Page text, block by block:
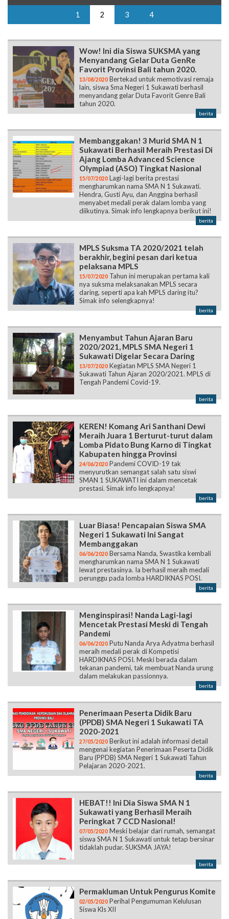
1 2 3 4
Wow! Ini dia Siswa SUKSMA yang
Menyandang Gelar Duta GenRe
Favorit Provinsi Bali tahun 2020.
13/08/2020 Bertekad untuk memotivasi remaja
lain, siswa Sma Negeri 1 Sukawati berhasil
menyandang gelar Duta Favorit Genre Bali
tahun 2020.
berita
Membanggakan! 3 Murid SMA N 1
Sukawati Berhasil Meraih Prestasi Di
Ajang Lomba Advanced Science
Olympiad (ASO) Tingkat Nasional
15/07/2020 Lagi-lagi berita prestasi
mengharumkan nama SMA N 1 Sukawati.
Hendra, Gusti Ayu, dan Anggina berhasil
menyabet medali perak dalam lomba yang
diikutinya. Simak info lengkapnya berikut ini!
berita
MPLS Suksma TA 2020/2021 telah
berakhir, begini pesan dari ketua
pelaksana MPLS
15/07/2020 Tahun ini merupakan pertama kali
nya suksma melaksanakan MPLS secara
daring, seperti apa kah MPLS daring itu?
Simak info selengkapnya!
berita
Menyambut Tahun Ajaran Baru
2020/2021, MPLS SMA Negeri 1
Sukawati Digelar Secara Daring
13/07/2020 Kegiatan MPLS SMA Negeri 1
Sukawati Tahun Ajaran 2020/2021. MPLS di
Tengah Pandemi Covid-19.
berita
KEREN! Komang Ari Santhani Dewi
Meraih Juara 1 Berturut-turut dalam
Lomba Pidato Bung Karno di Tingkat
Kabupaten hingga Provinsi
24/06/2020 Pandemi COVID-19 tak
menyurutkan semangat salah satu siswi
SMAN 1 SUKAWATI ini dalam mencetak
prestasi. Simak info lengkapnya!
berita
Luar Biasa! Pencapaian Siswa SMA
Negeri 1 Sukawati Ini Sangat
Membanggakan
06/06/2020 Bersama Nanda, Swastika kembali
mengharumkan nama SMA N 1 Sukawati
lewat prestasinya. Ia berhasil meraih medali
perunggu pada lomba HARDIKNAS POSI.
berita
Menginspirasi! Nanda Lagi-lagi
Mencetak Prestasi Meski di Tengah
Pandemi
06/06/2020 Putu Nanda Arya Adyatma berhasil
meraih medali perak di Kompetisi
HARDIKNAS POSI. Meski berada dalam
tekanan pandemi, tak membuat Nanda urung
dalam melakukan passionnya.
berita
Penerimaan Peserta Didik Baru
(PPDB) SMA Negeri 1 Sukawati TA
2020-2021
27/05/2020 Berikut ini adalah informasi detail
mengenai kegiatan Penerimaan Peserta Didik
Baru (PPDB) SMA Negeri 1 Sukawati Tahun
Pelajaran 2020-2021.
berita
HEBAT!! Ini Dia Siswa SMA N 1
Sukawati yang Berhasil Meraih
Peringkat 7 CCD Nasional!
07/05/2020 Meski belajar dari rumah, semangat
siswa SMA N 1 Sukawati untuk tetap bersinar
tidaklah pudar. SUKSMA JAYA!
berita
Permakluman Untuk Pengurus Komite
02/05/2020 Perihal Pengumuman Kelulusan
Siswa Kls XII